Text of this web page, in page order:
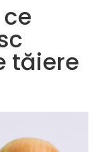
tăiere